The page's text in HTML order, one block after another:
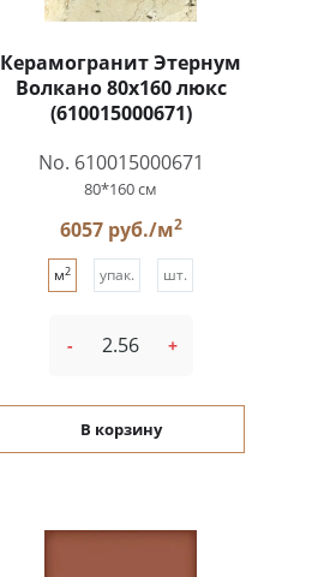
Керамогранит Этернум
Волкано 80x160 люкс
(610015000671)
No. 610015000671
80*160 см
6057 руб./м2
м2 упак. шт.
- +
В корзину